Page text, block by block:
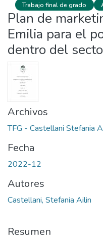
Trabajo final de grado
Plan de
Emilia para el
dentro del
Archivos
TFG - Castellani Stefania
Fecha
2022-12
Autores
Castellani, Stefania Ailin
Resumen